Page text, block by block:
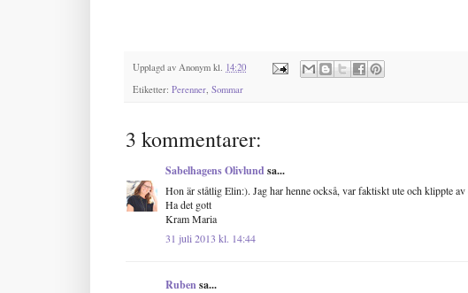
Upplagd av Anonym kl. 14:20
Etiketter: Perenner, Sommar
3 kommentarer:
Sabelhagens Olivlund sa...
Hon är ståtlig Elin:). Jag har henne också, var faktiskt ute och klippte
Ha det gott
Kram Maria
31 juli 2013 kl. 14:44
Rubensa...